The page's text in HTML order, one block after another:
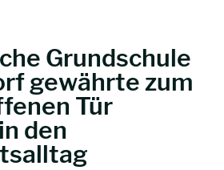
Grundschule
gewährte zum
Tür
den